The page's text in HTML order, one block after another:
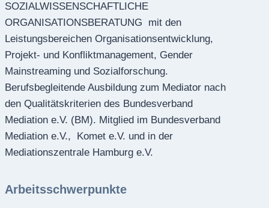
SOZIALWISSENSCHAFTLICHE
ORGANISATIONSBERATUNG mit den
Leistungsbereichen Organisationsentwicklung,
Projekt- und Konfliktmanagement, Gender
Mainstreaming und Sozialforschung.
Berufsbegleitende Ausbildung zum Mediator nach
den Qualitätskriterien des Bundesverband
Mediation e.V. (BM). Mitglied im Bundesverband
Mediation e.V., Komet e.V. und in der
Mediationszentrale Hamburg e.V.
Arbeitsschwerpunkte